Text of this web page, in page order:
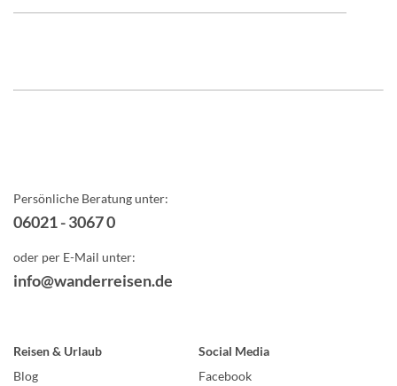
Persönliche Beratung unter:
06021 - 3067 0
oder per E-Mail unter:
info@wanderreisen.de
Reisen & Urlaub
Blog
Social Media
Facebook